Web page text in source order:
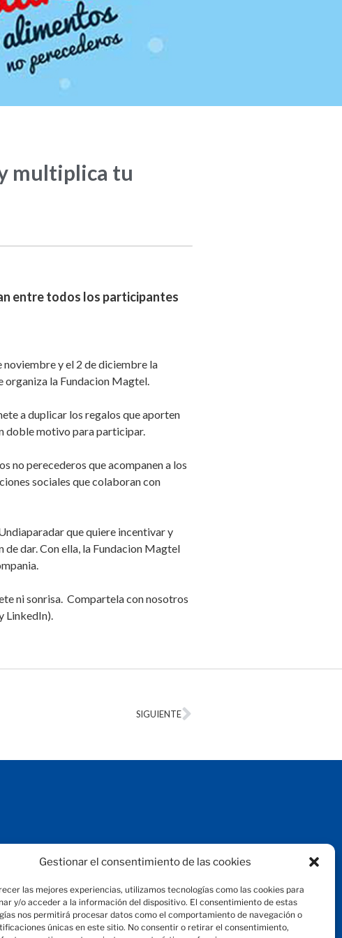
Gestionar el consentimiento de las cookies
las mejores experiencias, utilizamos tecnologías como las cookies para
y/o acceder a la información del dispositivo. El consentimiento de estas
nos permitirá procesar datos como el comportamiento de navegación o
únicas en este sitio. No consentir o retirar el consentimiento,
multiplica tu
entre todos los participantes
noviembre y el 2 de diciembre la
organiza la Fundacion Magtel.
a duplicar los regalos que aporten
doble motivo para participar.
no perecederos que acompanen a los
sociales que colaboran con
que quiere incentivar y
dar. Con ella, la Fundacion Magtel
ni sonrisa. Compartela con nosotros
LinkedIn).
SIGUIENTE
Protección de datos
Política de cookies
© 2024 Fundación Magtel
fundacionmagtel.es